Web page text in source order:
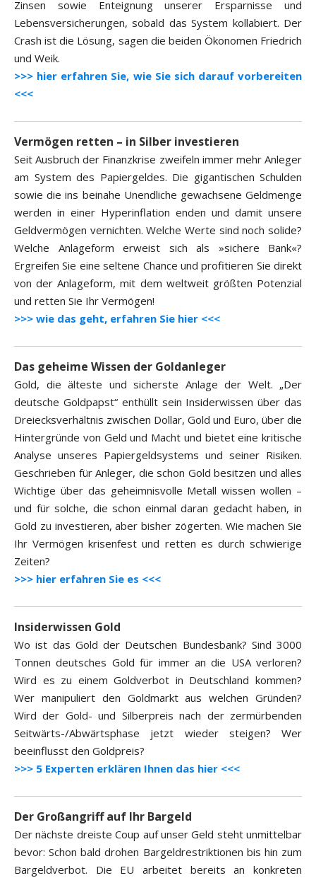
Zinsen sowie Enteignung unserer Ersparnisse und
Lebensversicherungen, sobald das System kollabiert. Der
Crash ist die Lösung, sagen die beiden Ökonomen Friedrich
und Weik.
>>> hier erfahren Sie, wie Sie sich darauf vorbereiten
<<<
Vermögen retten – in Silber investieren
Seit Ausbruch der Finanzkrise zweifeln immer mehr Anleger
am System des Papiergeldes. Die gigantischen Schulden
sowie die ins beinahe Unendliche gewachsene Geldmenge
werden in einer Hyperinflation enden und damit unsere
Geldvermögen vernichten. Welche Werte sind noch solide?
Welche Anlageform erweist sich als »sichere Bank«?
Ergreifen Sie eine seltene Chance und profitieren Sie direkt
von der Anlageform, mit dem weltweit größten Potenzial
und retten Sie Ihr Vermögen!
>>> wie das geht, erfahren Sie hier <<<
Das geheime Wissen der Goldanleger
Gold, die älteste und sicherste Anlage der Welt. „Der
deutsche Goldpapst“ enthüllt sein Insiderwissen über das
Dreiecksverhältnis zwischen Dollar, Gold und Euro, über die
Hintergründe von Geld und Macht und bietet eine kritische
Analyse unseres Papiergeldsystems und seiner Risiken.
Geschrieben für Anleger, die schon Gold besitzen und alles
Wichtige über das geheimnisvolle Metall wissen wollen –
und für solche, die schon einmal daran gedacht haben, in
Gold zu investieren, aber bisher zögerten. Wie machen Sie
Ihr Vermögen krisenfest und retten es durch schwierige
Zeiten?
>>> hier erfahren Sie es <<<
Insiderwissen Gold
Wo ist das Gold der Deutschen Bundesbank? Sind 3000
Tonnen deutsches Gold für immer an die USA verloren?
Wird es zu einem Goldverbot in Deutschland kommen?
Wer manipuliert den Goldmarkt aus welchen Gründen?
Wird der Gold- und Silberpreis nach der zermürbenden
Seitwärts-/Abwärtsphase jetzt wieder steigen? Wer
beeinflusst den Goldpreis?
>>> 5 Experten erklären Ihnen das hier <<<
Der Großangriff auf Ihr Bargeld
Der nächste dreiste Coup auf unser Geld steht unmittelbar
bevor: Schon bald drohen Bargeldrestriktionen bis hin zum
Bargeldverbot. Die EU arbeitet bereits an konkreten